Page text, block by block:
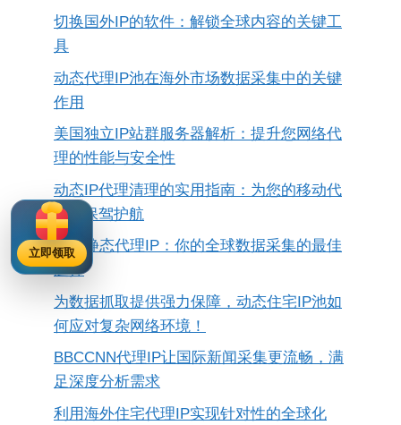
切换国外IP的软件：解锁全球内容的关键工
具
动态代理IP池在海外市场数据采集中的关键
作用
美国独立IP站群服务器解析：提升您网络代
理的性能与安全性
动态IP代理清理的实用指南：为您的移动代
理IP保驾护航
欧洲静态代理IP：你的全球数据采集的最佳
选择
为数据抓取提供强力保障，动态住宅IP池如
何应对复杂网络环境！
BBCCNN代理IP让国际新闻采集更流畅，满
足深度分析需求
利用海外住宅代理IP实现针对性的全球化
立即领取